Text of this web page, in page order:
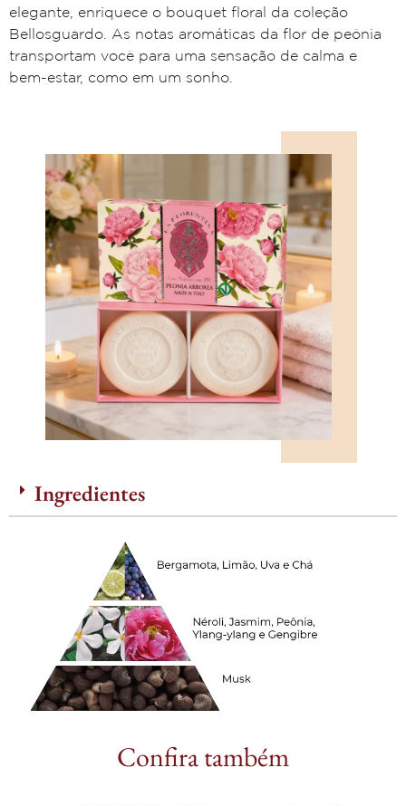
elegante, enriquece o bouquet floral da coleção
Bellosguardo. As notas aromáticas da flor de peônia
transportam você para uma sensação de calma e
bem-estar, como em um sonho.
Ingredientes
Confira também